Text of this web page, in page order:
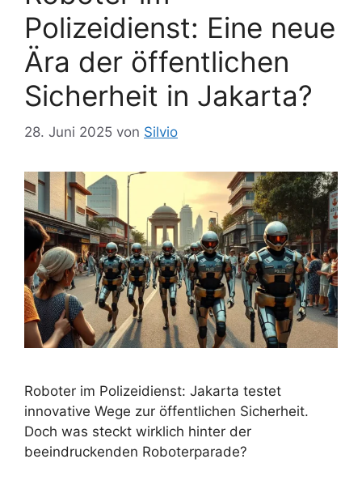
t
e
Polizeidienst: Eine neue
Ära der öffentlichen
Sicherheit in Jakarta?
28. Juni 2025 von Silvio
Roboter im Polizeidienst: Jakarta testet
innovative Wege zur öffentlichen Sicherheit.
Doch was steckt wirklich hinter der
beeindruckenden Roboterparade?